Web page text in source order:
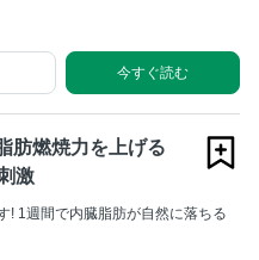
今すぐ読む
肪燃焼力を上げる
激
! 1週間で内臓脂肪が自然に落ちる